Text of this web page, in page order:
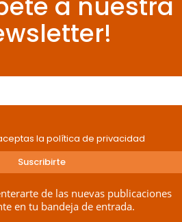
la política de privacidad
de las nuevas publicaciones
en tu bandeja de entrada.